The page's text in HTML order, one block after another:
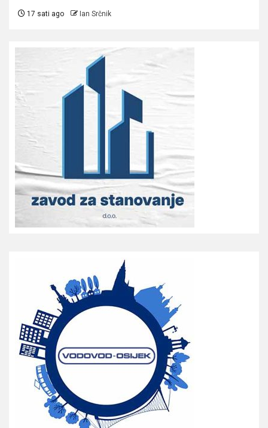
17 sati ago Ian Srčnik